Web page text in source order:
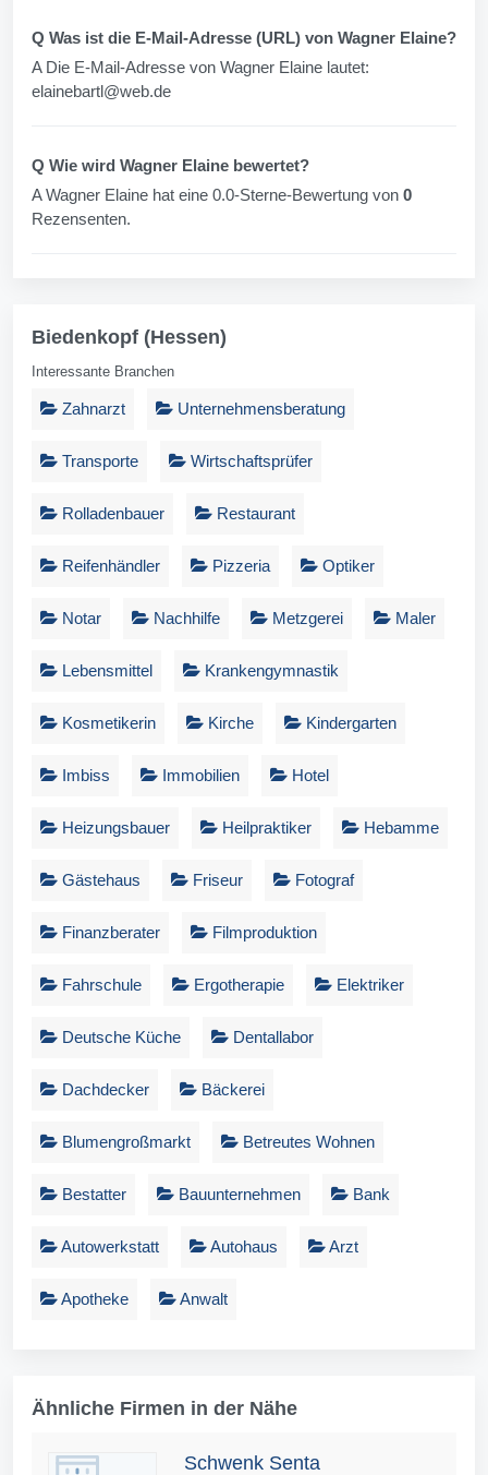
Q Was ist die E-Mail-Adresse (URL) von Wagner Elaine?
A Die E-Mail-Adresse von Wagner Elaine lautet:
elainebartl@web.de
Q Wie wird Wagner Elaine bewertet?
A Wagner Elaine hat eine 0.0-Sterne-Bewertung von 0
Rezensenten.
Biedenkopf (Hessen)
Interessante Branchen
Zahnarzt Unternehmensberatung
Transporte Wirtschaftsprüfer
Rolladenbauer Restaurant
Reifenhändler Pizzeria Optiker
Notar Nachhilfe Metzgerei Maler
Lebensmittel Krankengymnastik
Kosmetikerin Kirche Kindergarten
Imbiss Immobilien Hotel
Heizungsbauer Heilpraktiker Hebamme
Gästehaus Friseur Fotograf
Finanzberater Filmproduktion
Fahrschule Ergotherapie Elektriker
Deutsche Küche Dentallabor
Dachdecker Bäckerei
Blumengroßmarkt Betreutes Wohnen
Bestatter Bauunternehmen Bank
Autowerkstatt Autohaus Arzt
Apotheke Anwalt
Ähnliche Firmen in der Nähe
Schwenk Senta